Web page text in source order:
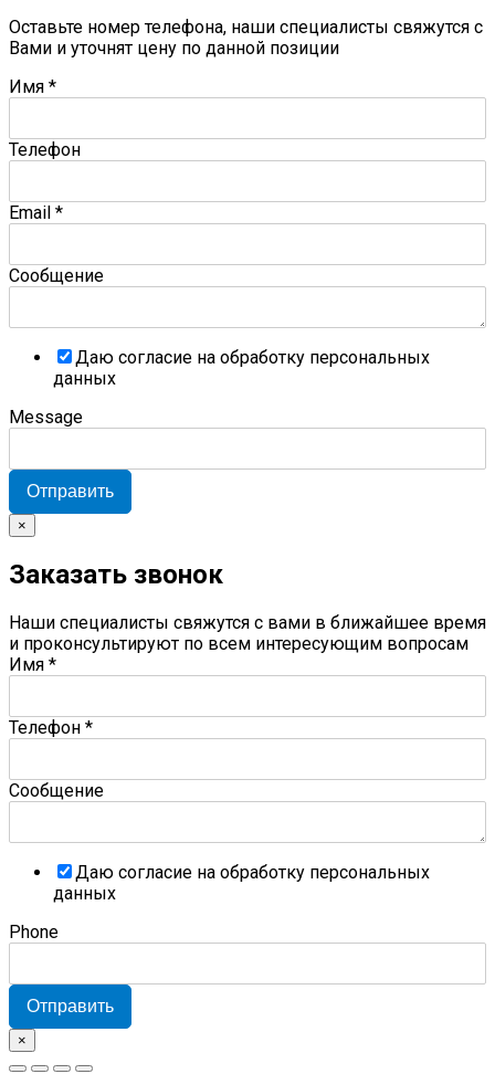
Оставьте номер телефона, наши специалисты свяжутся с
Вами и уточнят цену по данной позиции
Имя *
Телефон
Email *
Сообщение
Даю согласие на обработку персональных
данных
Message
Отправить
×
Заказать звонок
Наши специалисты свяжутся с вами в ближайшее время
и проконсультируют по всем интересующим вопросам
Имя *
Телефон *
Сообщение
Даю согласие на обработку персональных
данных
Phone
Отправить
×